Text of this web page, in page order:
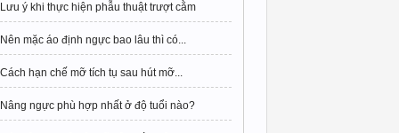
Lưu ý khi thực hiện phẫu thuật trượt cằm
Nên mặc áo định ngực bao lâu thì có...
Cách hạn chế mỡ tích tụ sau hút mỡ...
Nâng ngực phù hợp nhất ở độ tuổi nào?